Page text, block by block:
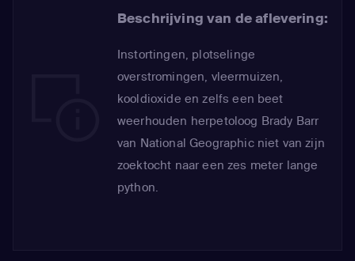
Beschrijving van de aflevering:
Instortingen, plotselinge
overstromingen, vleermuizen,
kooldioxide en zelfs een beet
weerhouden herpetoloog Brady Barr
van National Geographic niet van zijn
zoektocht naar een zes meter lange
python.